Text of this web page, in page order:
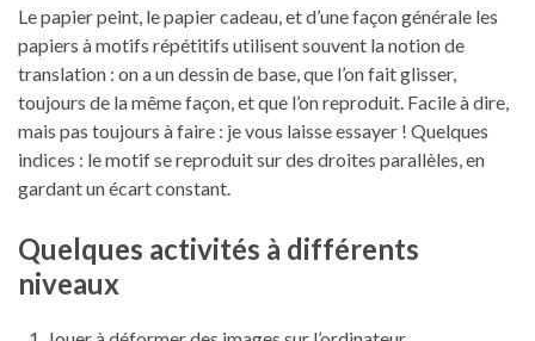
Le papier peint, le papier cadeau, et d’une façon générale les
papiers à motifs répétitifs utilisent souvent la notion de
translation : on a un dessin de base, que l’on fait glisser,
toujours de la même façon, et que l’on reproduit. Facile à dire,
mais pas toujours à faire : je vous laisse essayer ! Quelques
indices : le motif se reproduit sur des droites parallèles, en
gardant un écart constant.
Quelques activités à différents
niveaux